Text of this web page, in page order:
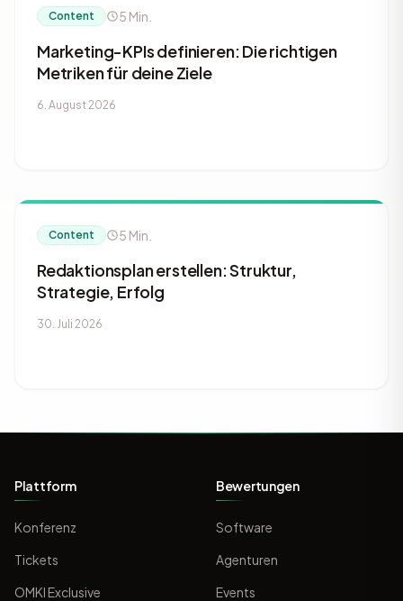
Content 5 Min.
Marketing-KPIs definieren: Die richtigen
Metriken für deine Ziele
6. August 2026
Content 5 Min.
Redaktionsplan erstellen: Struktur,
Strategie, Erfolg
30. Juli 2026
Plattform
Konferenz
Tickets
OMKI Exclusive
Bewertungen
Software
Agenturen
Events